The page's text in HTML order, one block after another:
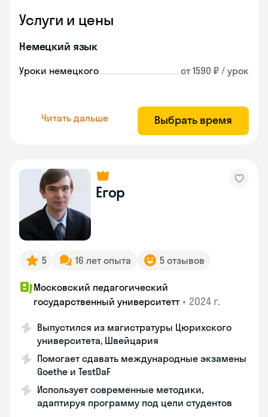
Услуги и цены
Немецкий язык
Уроки немецкого от 1590 ₽ / урок
Читать дальше Выбрать время
Егор
5 16 лет опыта 5 отзывов
Московский педагогический
государственный университетт • 2024 г.
Выпустился из магистратуры Цюрихского
университета, Швейцария
Помогает сдавать международные экзамены
Goethe и TestDaF
Использует современные методики,
адаптируя программу под цели студентов